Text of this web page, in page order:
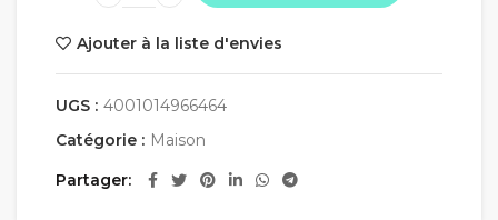
Ajouter à la liste d'envies
UGS : 4001014966464
Catégorie : Maison
Partager